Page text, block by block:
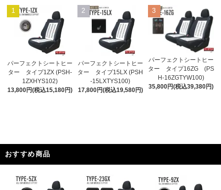
1
パーフェクトシートヒー
ター タイプ1ZX (PSH-
1ZXHYS102)
13,800円(税込15,180円)
2
パーフェクトシートヒー
ター タイプ15LX (PSH
-15LXTYS100)
17,800円(税込19,580円)
3
パーフェクトシートヒー
ター タイプ16ZG (PS
H-16ZGTYW100)
35,800円(税込39,380円)
おすすめ商品